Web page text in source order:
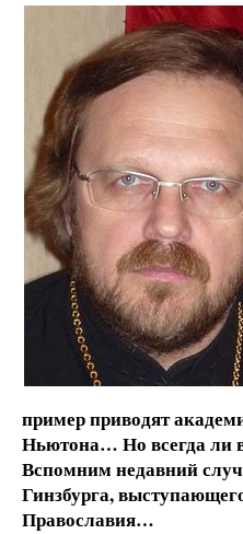
пример приводят
Ньютона… Но всегда ли
Вспомним недавний
Гинзбурга,
Православия…